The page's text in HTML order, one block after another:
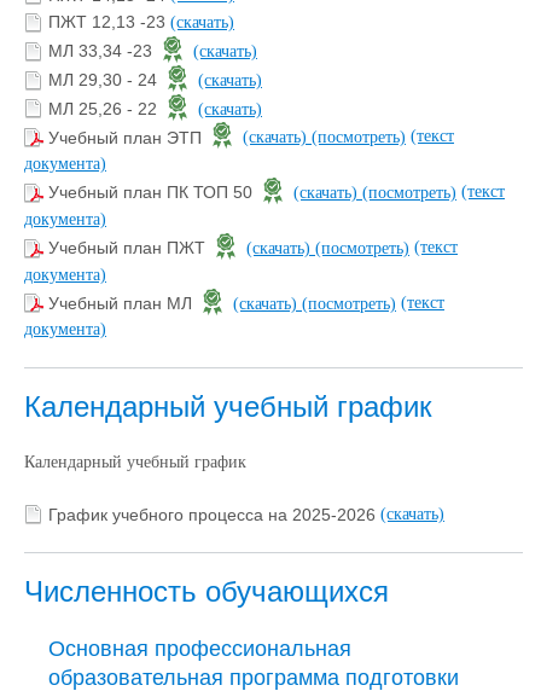
ПЖТ 12,13 -23 (скачать)
МЛ 33,34 -23 (скачать)
МЛ 29,30 - 24 (скачать)
МЛ 25,26 - 22 (скачать)
Учебный план ЭТП (скачать) (посмотреть) (текст
документа)
Учебный план ПК ТОП 50 (скачать) (посмотреть) (текст
документа)
Учебный план ПЖТ (скачать) (посмотреть) (текст
документа)
Учебный план МЛ (скачать) (посмотреть) (текст
документа)
Календарный учебный график
Календарный учебный график
График учебного процесса на 2025-2026 (скачать)
Численность обучающихся
Основная профессиональная
образовательная программа подготовки